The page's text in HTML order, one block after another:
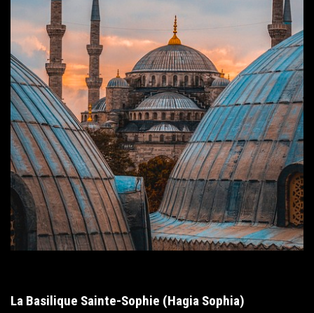
La Basilique Sainte-Sophie (Hagia Sophia)